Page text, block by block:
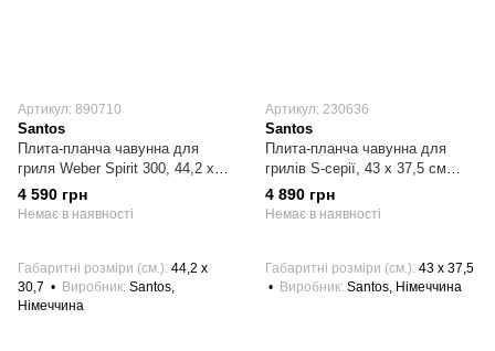
Артикул: 890710
Santos
Плита-планча чавунна для
гриля Weber Spirit 300, 44,2 x
30,7 см SANTOS 890710
4 590 грн
Немає в наявності
Габаритні розміри (см.) 44,2 x
30,7
Виробник Santos,
Німеччина
Артикул: 230636
Santos
Плита-планча чавунна для
грилів S-серії, 43 x 37,5 см
SANTOS 230636
4 890 грн
Немає в наявності
Габаритні розміри (см.) 43 x 37,5
Виробник Santos, Німеччина